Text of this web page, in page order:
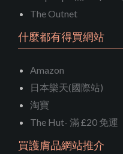
The Outnet
什麼都有得買網站
Amazon
日本樂天(國際站)
淘寶
The Hut- 滿 £20 免運
買護膚品網站推介